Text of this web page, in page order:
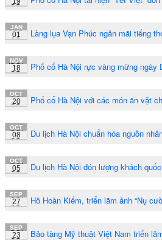
JAN
01 Làng lụa Vạn Phúc ngân mãi tiếng
NOV
18 Phố cổ Hà Nội rực vàng mừng ngày
OCT
20 Phố cổ Hà Nội với các món ăn vặt
OCT
08 Du lịch Hà Nội chuẩn hóa nguồn
OCT
05 Du lịch Hà Nội đón lượng khách
SEP
27 Hồ Hoàn Kiếm, triển lãm ảnh “Nụ
SEP
23 Bảo tàng Mỹ thuật Việt Nam triển